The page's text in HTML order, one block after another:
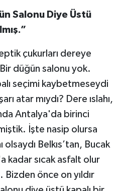
Salonu Diye Üstü
çukurları dereye
Bir düğün salonu yok.
seçimi kaybetmeseydi
atar mıydı? Dere ıslahı,
Antalya'da birinci
İşte nasip olursa
olsaydı Belkıs’tan, Bucak
kadar sıcak asfalt olur
Bizden önce on yıldır